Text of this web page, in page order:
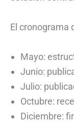
El cronograma
Mayo:
Junio:
Julio:
Octubre:
Diciembre: